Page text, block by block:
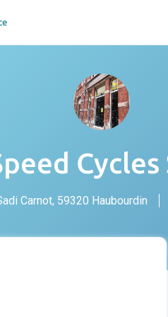
Cycles
Carnot, 59320 Haubourdin